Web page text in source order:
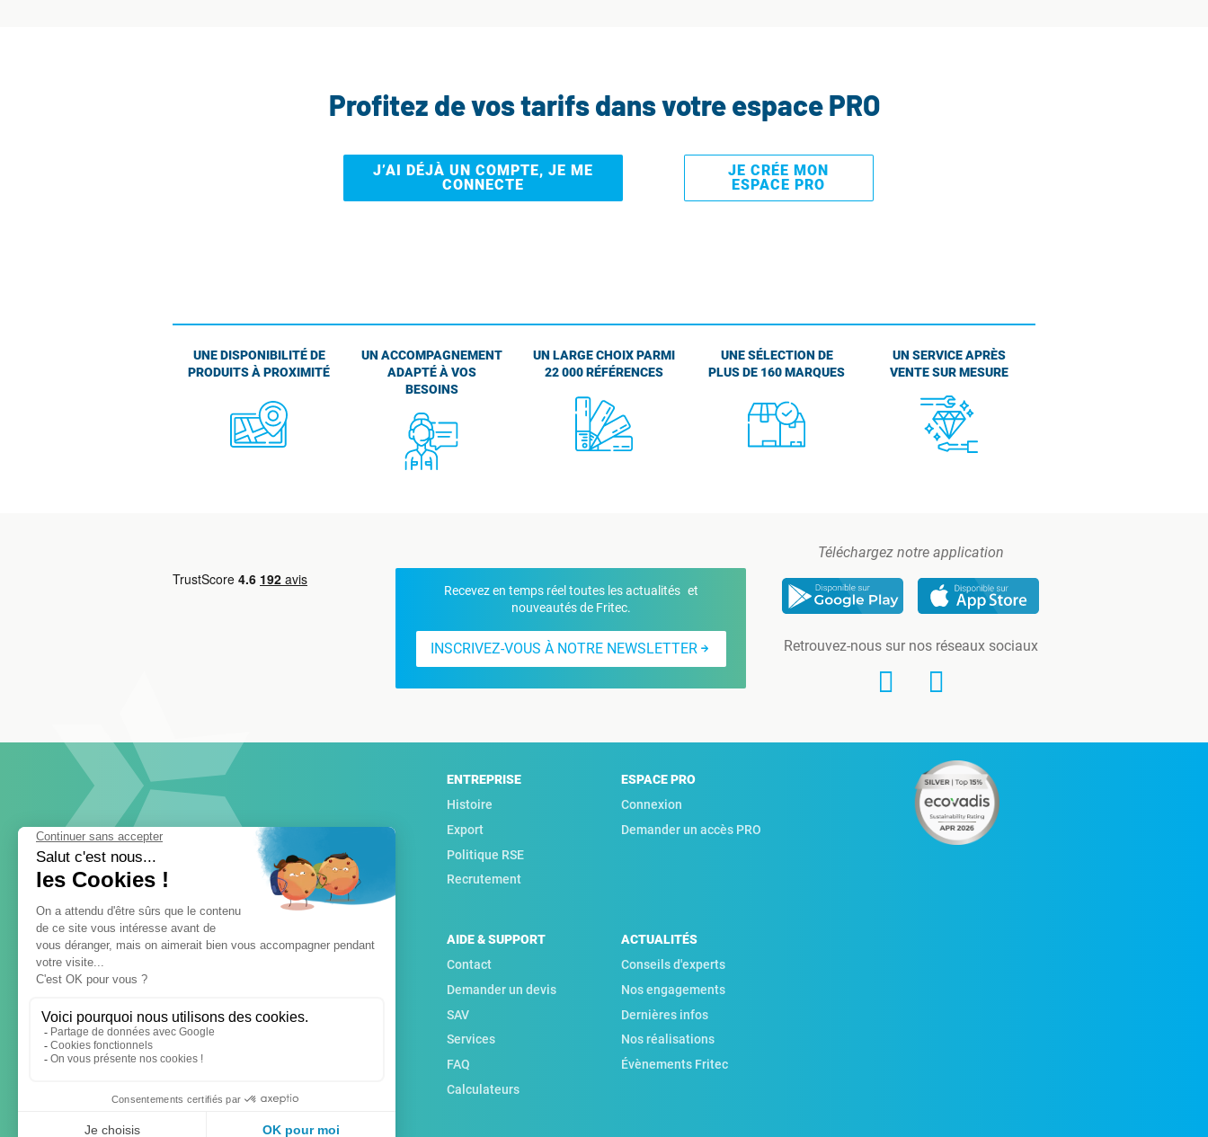
Profitez de vos tarifs dans votre espace PRO
J’AI DÉJÀ UN COMPTE, JE ME
CONNECTE
JE CRÉE MON
ESPACE PRO
UNE DISPONIBILITÉ DE
PRODUITS À PROXIMITÉ
UN ACCOMPAGNEMENT
ADAPTÉ À VOS
BESOINS
UN LARGE CHOIX PARMI
22 000 RÉFÉRENCES
UNE SÉLECTION DE
PLUS DE 160 MARQUES
UN SERVICE APRÈS
VENTE SUR MESURE
Recevez en temps réel toutes les actualités et
nouveautés de Fritec.
INSCRIVEZ-VOUS À NOTRE NEWSLETTER
Téléchargez notre application
Retrouvez-nous sur nos réseaux sociaux
ENTREPRISE
Histoire
Export
Politique RSE
Recrutement
ESPACE PRO
Connexion
Demander un accès PRO
AIDE & SUPPORT
Contact
Demander un devis
SAV
Services
FAQ
Calculateurs
ACTUALITÉS
Conseils d'experts
Nos engagements
Dernières infos
Nos réalisations
Évènements Fritec